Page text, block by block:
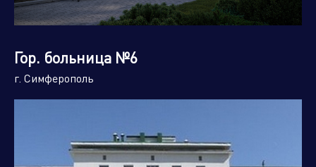
Гор. больница №6
г. Симферополь